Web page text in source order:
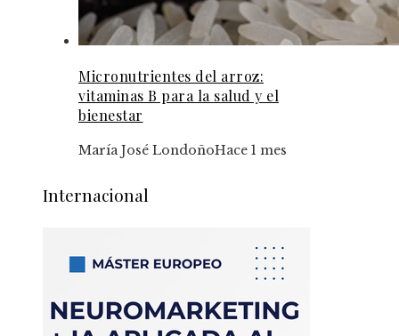
Micronutrientes del arroz:
vitaminas B para la salud y el
bienestar
María José LondoñoHace 1 mes
Internacional